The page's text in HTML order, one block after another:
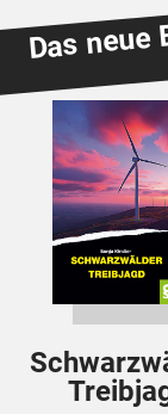
Das neue